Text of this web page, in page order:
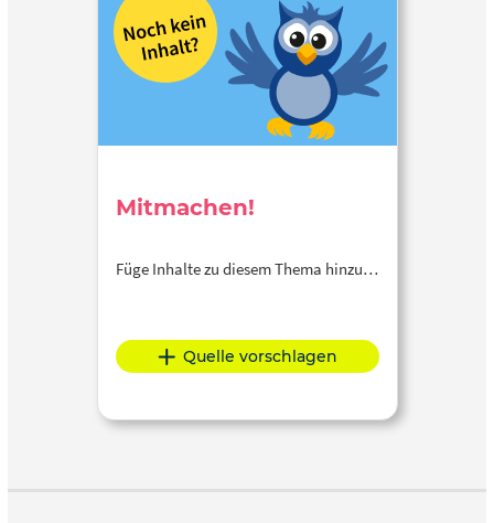
Mitmachen!
Füge Inhalte zu diesem Thema hinzu…
Quelle vorschlagen